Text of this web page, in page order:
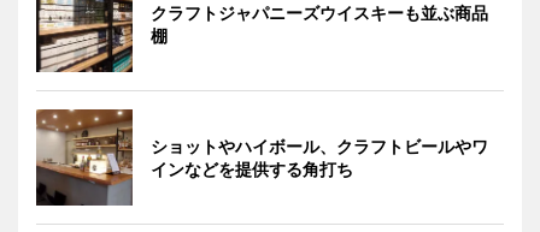
クラフトジャパニーズウイスキーも並ぶ商品
棚
ショットやハイボール、クラフトビールやワ
インなどを提供する角打ち